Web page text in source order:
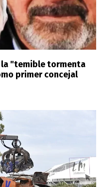
la "temible tormenta
primer concejal